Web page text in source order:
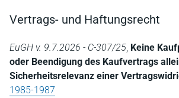
Vertrags- und Haftungsrecht
EuGH v. 9.7.2026 - C-307/25, Keine
oder Beendigung des Kaufvertrags
Sicherheitsrelevanz einer
1985-1987